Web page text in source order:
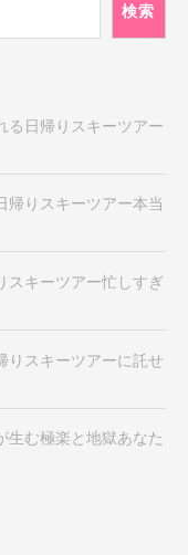
検索
る日帰りスキーツアー
帰りスキーツアー本当
スキーツアー忙しすぎ
りスキーツアーに託せ
生む極楽と地獄あなた